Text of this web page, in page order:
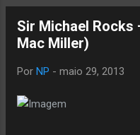
Sir Michael Rocks
Mac Miller)
Por NP - maio 29, 2013